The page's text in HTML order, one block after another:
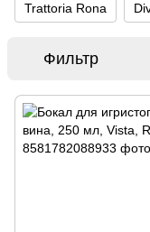
Trattoria Rona
Фильтр